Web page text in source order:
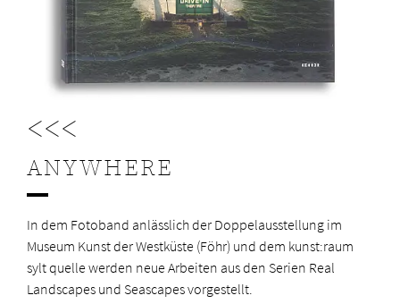
<<<
ANYWHERE
In dem Fotoband anlässlich der Doppelausstellung im
Museum Kunst der Westküste (Föhr) und dem kunst:raum
sylt quelle werden neue Arbeiten aus den Serien Real
Landscapes und Seascapes vorgestellt.